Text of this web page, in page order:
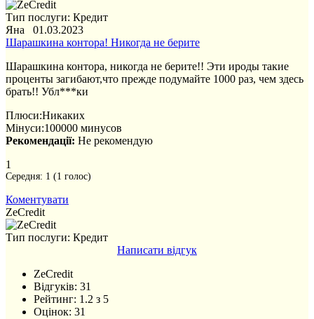
Тип послуги: Кредит
Яна 01.03.2023
Шарашкина контора! Никогда не берите
Шарашкина контора, никогда не берите!! Эти ироды такие
проценты загибают,что прежде подумайте 1000 раз, чем здесь
брать!! Убл***ки
Плюси:Никаких
Мінуси:100000 минусов
Рекомендації: Не рекомендую
1
Середня: 1 (1 голос)
Коментувати
ZeCredit
Тип послуги: Кредит
Написати відгук
ZeCredit
Відгуків: 31
Рейтинг: 1.2 з 5
Оцінок: 31